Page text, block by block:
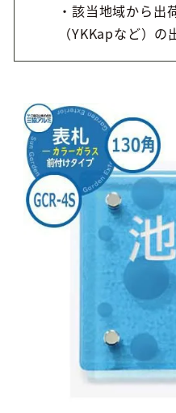
・該当地域から出
（YKKapなど）の